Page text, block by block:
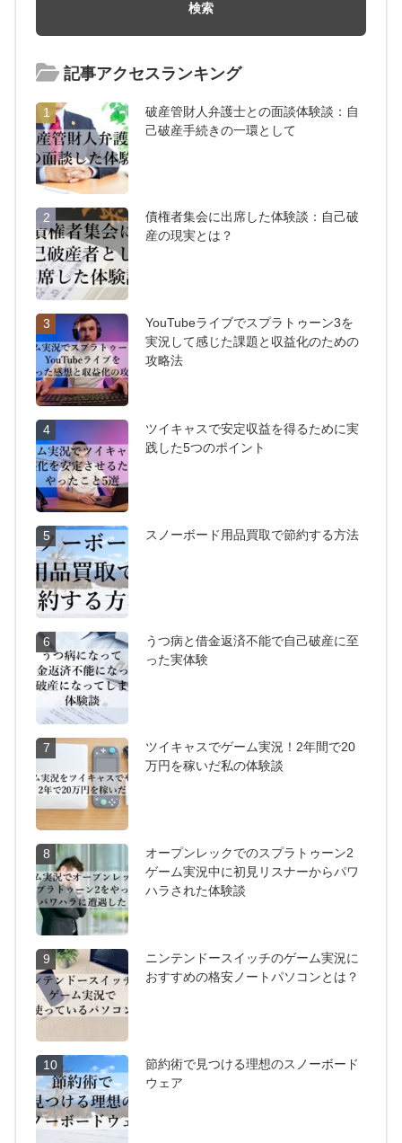
記事アクセスランキング
1
破産管財人弁護士との面談体験談：自
己破産手続きの一環として
2
債権者集会に出席した体験談：自己破
産の現実とは？
3
YouTubeライブでスプラトゥーン3を
実況して感じた課題と収益化のための
攻略法
4
ツイキャスで安定収益を得るために実
践した5つのポイント
5 スノーボード用品買取で節約する方法
6
うつ病と借金返済不能で自己破産に至
った実体験
7
ツイキャスでゲーム実況！2年間で20
万円を稼いだ私の体験談
8
オープンレックでのスプラトゥーン2
ゲーム実況中に初見リスナーからパワ
ハラされた体験談
9
ニンテンドースイッチのゲーム実況に
おすすめの格安ノートパソコンとは？
10
節約術で見つける理想のスノーボード
ウェア